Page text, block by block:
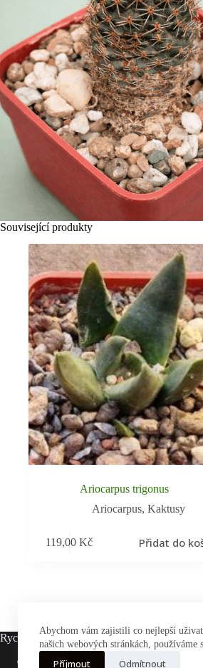
Abychom vám zajistili co nejlepší
našich webových stránkách, používáme
Příjmout Odmítnout
Související produkty
Ariocarpus trigonus
Ariocarpus,Kaktusy
119,00Kč Přidat do
Rychlé odkazy
Hlavní stránka